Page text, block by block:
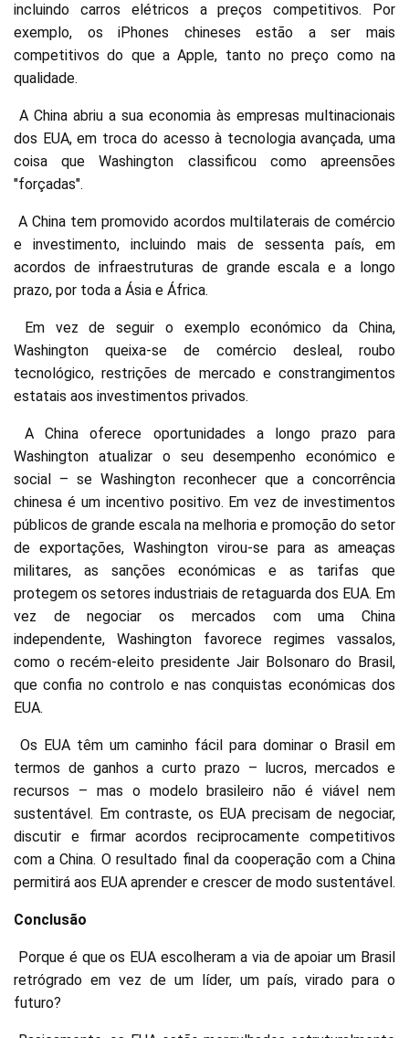
incluindo carros elétricos a preços competitivos. Por
exemplo, os iPhones chineses estão a ser mais
competitivos do que a Apple, tanto no preço como na
qualidade.
A China abriu a sua economia às empresas multinacionais
dos EUA, em troca do acesso à tecnologia avançada, uma
coisa que Washington classificou como apreensões
"forçadas".
A China tem promovido acordos multilaterais de comércio
e investimento, incluindo mais de sessenta país, em
acordos de infraestruturas de grande escala e a longo
prazo, por toda a Ásia e África.
Em vez de seguir o exemplo económico da China,
Washington queixa-se de comércio desleal, roubo
tecnológico, restrições de mercado e constrangimentos
estatais aos investimentos privados.
A China oferece oportunidades a longo prazo para
Washington atualizar o seu desempenho económico e
social – se Washington reconhecer que a concorrência
chinesa é um incentivo positivo. Em vez de investimentos
públicos de grande escala na melhoria e promoção do setor
de exportações, Washington virou-se para as ameaças
militares, as sanções económicas e as tarifas que
protegem os setores industriais de retaguarda dos EUA. Em
vez de negociar os mercados com uma China
independente, Washington favorece regimes vassalos,
como o recém-eleito presidente Jair Bolsonaro do Brasil,
que confia no controlo e nas conquistas económicas dos
EUA.
Os EUA têm um caminho fácil para dominar o Brasil em
termos de ganhos a curto prazo – lucros, mercados e
recursos – mas o modelo brasileiro não é viável nem
sustentável. Em contraste, os EUA precisam de negociar,
discutir e firmar acordos reciprocamente competitivos
com a China. O resultado final da cooperação com a China
permitirá aos EUA aprender e crescer de modo sustentável.
Conclusão
Porque é que os EUA escolheram a via de apoiar um Brasil
retrógrado em vez de um líder, um país, virado para o
futuro?